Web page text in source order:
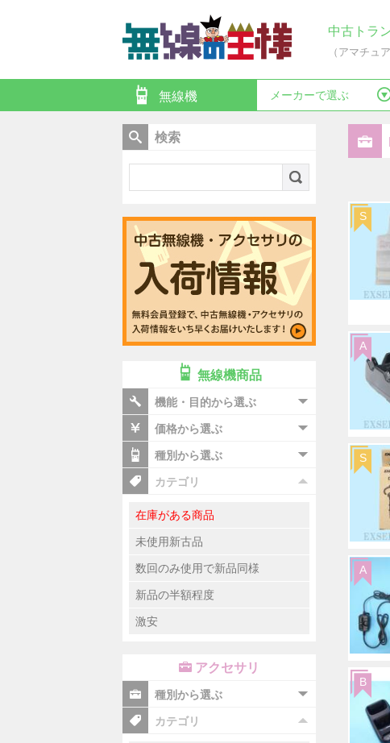
中古トラ
（アマチュ
無線機 メーカーで選ぶ
S
A
S
A
B
検索
無線機商品
機能・目的から選ぶ
価格から選ぶ
種別から選ぶ
カテゴリ
在庫がある商品
未使用新古品
数回のみ使用で新品同様
新品の半額程度
激安
アクセサリ
種別から選ぶ
カテゴリ